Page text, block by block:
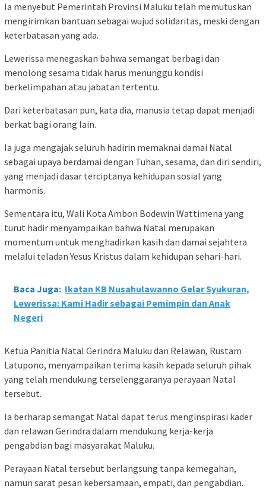
Ia menyebut Pemerintah Provinsi Maluku telah memutuskan
mengirimkan bantuan sebagai wujud solidaritas, meski dengan
keterbatasan yang ada.
Lewerissa menegaskan bahwa semangat berbagi dan
menolong sesama tidak harus menunggu kondisi
berkelimpahan atau jabatan tertentu.
Dari keterbatasan pun, kata dia, manusia tetap dapat menjadi
berkat bagi orang lain.
Ia juga mengajak seluruh hadirin memaknai damai Natal
sebagai upaya berdamai dengan Tuhan, sesama, dan diri sendiri,
yang menjadi dasar terciptanya kehidupan sosial yang
harmonis.
Sementara itu, Wali Kota Ambon Bodewin Wattimena yang
turut hadir menyampaikan bahwa Natal merupakan
momentum untuk menghadirkan kasih dan damai sejahtera
melalui teladan Yesus Kristus dalam kehidupan sehari-hari.
Baca Juga: Ikatan KB Nusahulawanno Gelar Syukuran,
Lewerissa: Kami Hadir sebagai Pemimpin dan Anak
Negeri
Ketua Panitia Natal Gerindra Maluku dan Relawan, Rustam
Latupono, menyampaikan terima kasih kepada seluruh pihak
yang telah mendukung terselenggaranya perayaan Natal
tersebut.
Ia berharap semangat Natal dapat terus menginspirasi kader
dan relawan Gerindra dalam mendukung kerja-kerja
pengabdian bagi masyarakat Maluku.
Perayaan Natal tersebut berlangsung tanpa kemegahan,
namun sarat pesan kebersamaan, empati, dan pengabdian.